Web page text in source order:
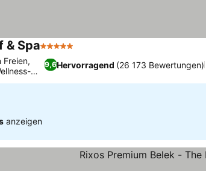
& Spa5 Sterne
9,6Hervorragend (26 173 Bewertungen)
Freien,
anzeigen